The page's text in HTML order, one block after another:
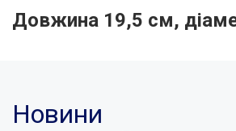
Довжина 19,5 см,
Новини